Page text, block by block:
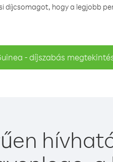
díjcsomagot, hogy a legjobb
- díjszabás